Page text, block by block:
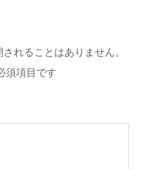
れることはありません。
須項目です